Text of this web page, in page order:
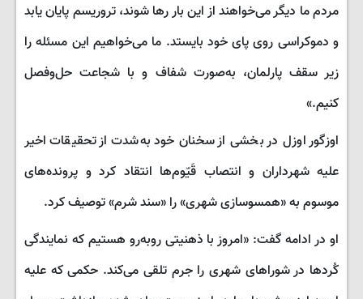
مردم ما دیگر می‌خواهند از این بار رها شوند، تروریسم پایان یابد
و دموکراسی روی پای خود بایستد. ما می‌خواهیم این مسئله را
زیر سقف پارلمان، به‌صورت شفاف و با شجاعت حل‌وفصل
کنیم.»
اوزگور اوزل در بخشی از سخنان خود به‌شدت از تحقیقات اخیر
علیه شهرداران و انتصاب قَیّوم‌ها انتقاد کرد و پرونده‌های
موسوم به «همسوسازی شهری» را «سند شرم» توصیف کرد.
او در ادامه گفت: «امروز با ذهنیتی روبه‌رو هستیم که نمایندگی
کُردها در شوراهای شهری را جرم تلقی می‌کند. حکمی که علیه